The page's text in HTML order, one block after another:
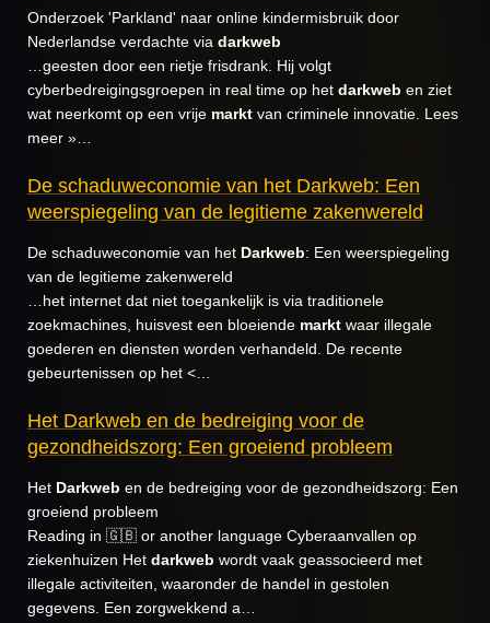
Onderzoek 'Parkland' naar online kindermisbruik door
Nederlandse verdachte via darkweb
…geesten door een rietje frisdrank. Hij volgt
cyberbedreigingsgroepen in real time op het darkweb en ziet
wat neerkomt op een vrije markt van criminele innovatie. Lees
meer »…
De schaduweconomie van het Darkweb: Een
weerspiegeling van de legitieme zakenwereld
De schaduweconomie van het Darkweb: Een weerspiegeling
van de legitieme zakenwereld
…het internet dat niet toegankelijk is via traditionele
zoekmachines, huisvest een bloeiende markt waar illegale
goederen en diensten worden verhandeld. De recente
gebeurtenissen op het <…
Het Darkweb en de bedreiging voor de
gezondheidszorg: Een groeiend probleem
Het Darkweb en de bedreiging voor de gezondheidszorg: Een
groeiend probleem
Reading in 🇬🇧 or another language Cyberaanvallen op
ziekenhuizen Het darkweb wordt vaak geassocieerd met
illegale activiteiten, waaronder de handel in gestolen
gegevens. Een zorgwekkend a…